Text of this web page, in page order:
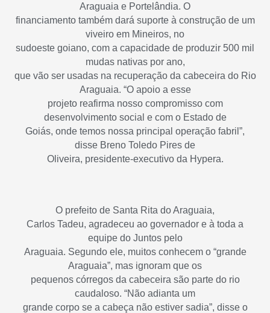
Araguaia e Portelândia. O
financiamento também dará suporte à construção de um
viveiro em Mineiros, no
sudoeste goiano, com a capacidade de produzir 500 mil
mudas nativas por ano,
que vão ser usadas na recuperação da cabeceira do Rio
Araguaia. “O apoio a esse
projeto reafirma nosso compromisso com
desenvolvimento social e com o Estado de
Goiás, onde temos nossa principal operação fabril”,
disse Breno Toledo Pires de
Oliveira, presidente-executivo da Hypera.
O prefeito de Santa Rita do Araguaia,
Carlos Tadeu, agradeceu ao governador e à toda a
equipe do Juntos pelo
Araguaia. Segundo ele, muitos conhecem o “grande
Araguaia”, mas ignoram que os
pequenos córregos da cabeceira são parte do rio
caudaloso. “Não adianta um
grande corpo se a cabeça não estiver sadia”, disse o